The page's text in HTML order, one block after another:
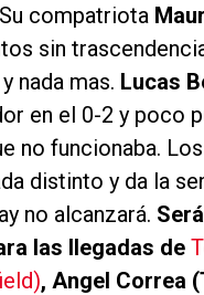
compatriota
sin
nada mas. Lucas
en el 0-2 y poco
no funcionaba.
distinto y da la
no alcanzará.
las llegadas de
, Angel Correa